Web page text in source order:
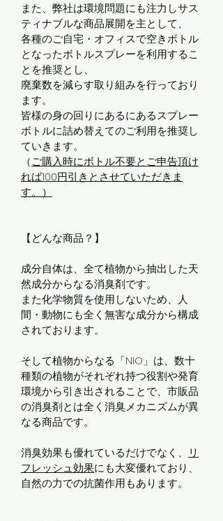
また、弊社は環境問題にも注力しサス
ティナブルな商品展開を主として、
各種のご自宅・オフィスで空きボトル
となったボトルスプレーを利用するこ
とを推奨とし、
廃棄数を減らす取り組みを行っており
ます。
皆様の身の回りにあるにあるスプレー
ボトルに詰め替えてのご利用を推奨し
ていきます。
（ご購入時にボトル不要とご申告頂け
れば100円引きとさせていただきま
す。）
【どんな商品？】
成分自体は、全て植物から抽出した天
然成分からなる消臭剤です。
また化学物質を使用しないため、人
間・動物にも全く無害な成分から構成
されております。
そして植物からなる「NIO」は、数十
種類の植物がそれぞれ持つ役割や発育
環境から引き出されることで、市販品
の消臭剤とは全く消臭メカニズムが異
なる商品です。
消臭効果も優れているだけでなく、
リ
フレッシュ効果にも大変優れており、
自然の力での抗菌作用もあります。